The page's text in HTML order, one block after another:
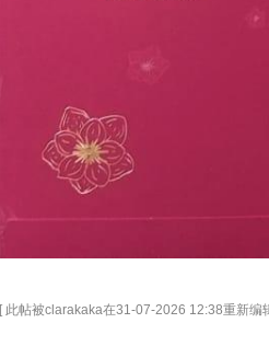
[ 此帖被clarakaka在31-07-2026 12:38重新编